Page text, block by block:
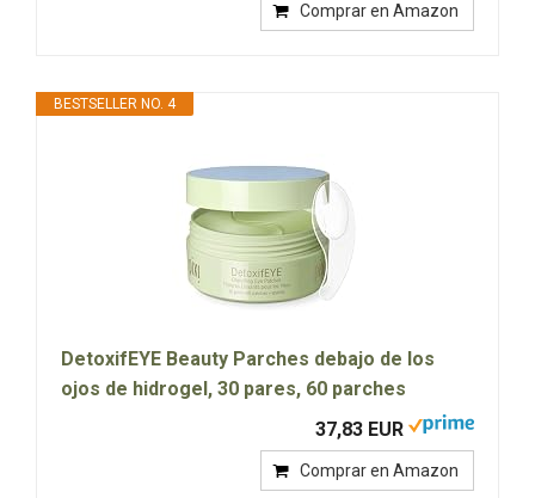
Comprar en Amazon
BESTSELLER NO. 4
DetoxifEYE Beauty Parches debajo de los
ojos de hidrogel, 30 pares, 60 parches
37,83 EUR
Comprar en Amazon